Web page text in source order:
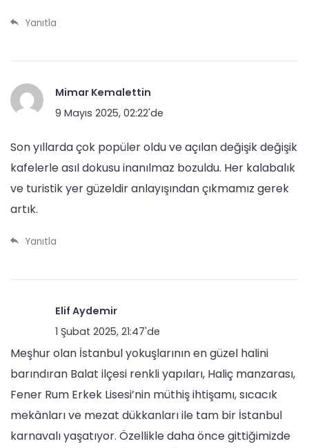
Yanıtla
Mimar Kemalettin
9 Mayıs 2025, 02:22'de
Son yıllarda çok popüler oldu ve açılan değişik değişik
kafelerle asıl dokusu inanılmaz bozuldu. Her kalabalık
ve turistik yer güzeldir anlayışından çıkmamız gerek
artık.
Yanıtla
Elif Aydemir
1 Şubat 2025, 21:47'de
Meşhur olan İstanbul yokuşlarının en güzel halini
barındıran Balat ilçesi renkli yapıları, Haliç manzarası,
Fener Rum Erkek Lisesi’nin müthiş ihtişamı, sıcacık
mekânları ve mezat dükkanları ile tam bir İstanbul
karnavalı yaşatıyor. Özellikle daha önce gittiğimizde